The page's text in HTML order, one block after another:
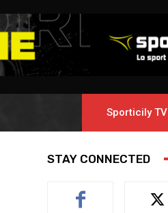
Sporticily TV
STAY CONNECTED